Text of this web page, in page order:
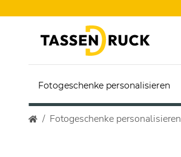
Fotogeschenke personalisieren
Fotogeschenke personalisieren